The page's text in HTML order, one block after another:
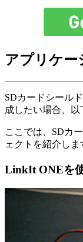
アプリケー
SDカードシール
成したい場合、以
ここでは、SDカ
ェクトを紹介しま
LinkIt ONEを